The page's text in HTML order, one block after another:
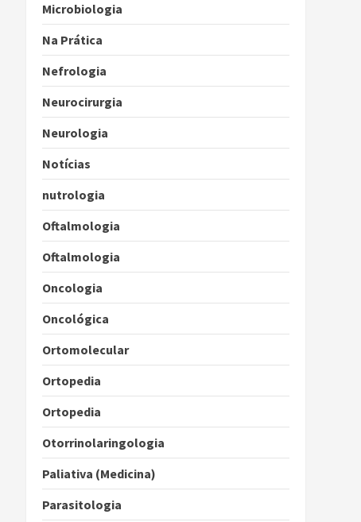
Microbiologia
Na Prática
Nefrologia
Neurocirurgia
Neurologia
Notícias
nutrologia
Oftalmologia
Oftalmologia
Oncologia
Oncológica
Ortomolecular
Ortopedia
Ortopedia
Otorrinolaringologia
Paliativa (Medicina)
Parasitologia